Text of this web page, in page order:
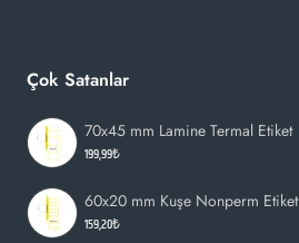
Çok Satanlar
70x45 mm Lamine Termal Etiket
199,99₺
60x20 mm Kuşe Nonperm Etiket
159,20₺